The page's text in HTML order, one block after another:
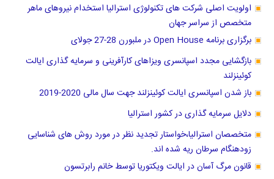
اولویت اصلی شرکت های تکنولوژی استرالیا استخدام نیروهای ماهر
متخصص از سراسر جهان
برگزاری برنامه Open House در ملبورن 28-27 جولای
بازگشایی مجدد اسپانسری ویزاهای کارآفرینی و سرمایه گذاری ایالت
کوئینزلند
باز شدن اسپانسری ایالت کوئینزلند جهت سال مالی 2020-2019
دلایل سرمایه گذاری در کشور استرالیا
متخصصان استرالیا،خواستار تجدید نظر در مورد روش های شناسایی
زودهنگام سرطان ریه شده اند.
قانون مرگ آسان در ایالت ویکتوریا توسط خانم رابرتسون